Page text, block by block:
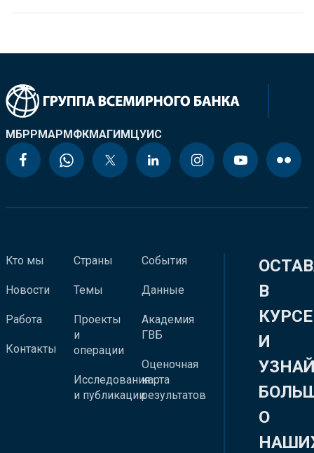
МБРРМАРМФКМАГИМЦУИС
Кто мы
Новости
Работа
Контакты
Страны
Темы
Проекты
и
операции
Исследования
и публикации
События
Данные
Академия
ГВБ
Оценочная
карта
результатов
В
КУРСЕ
И
О